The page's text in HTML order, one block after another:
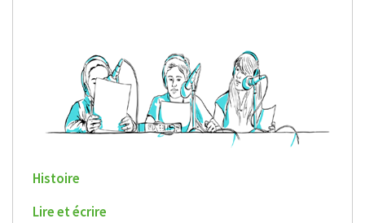
Histoire
Lire et écrire